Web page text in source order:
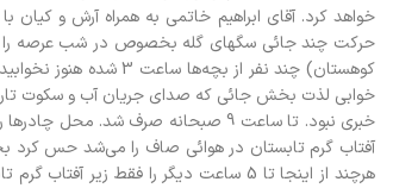
خواهد کرد. آقای ابراهیم خاتمی به همراه آرش و کیان
حرکت چند جائی سگهای گله بخصوص در شب عرصه را بر
کوهستان) چند نفر
خبری نبود. تا ساعت 9 صبحانه صرف
آفتاب گرم تابستان در هوائی صاف را می‌شد حس کرد
هرچند از اینجا تا 5 ساعت دیگر را